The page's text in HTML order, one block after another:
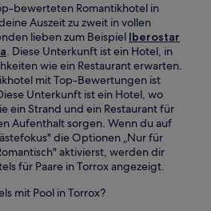
bewerteten Romantikhotel in
Auszeit zu zweit in vollen
lieben zum Beispiel Iberostar
. Diese Unterkunft ist ein Hotel, in
wie ein Restaurant erwarten.
mit Top-Bewertungen ist
Unterkunft ist ein Hotel, wo
ein Strand und ein Restaurant für
Aufenthalt sorgen. Wenn du auf
die Optionen „Nur für
aktivierst, werden dir
für Paare in Torrox angezeigt.
mit Pool in Torrox?